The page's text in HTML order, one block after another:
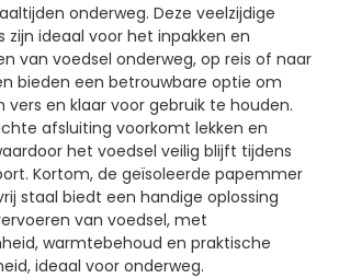
onderweg. Deze veelzijdige
zijn ideaal voor het inpakken en
van voedsel onderweg, op reis of naar
bieden een betrouwbare optie om
vers en klaar voor gebruik te houden.
afsluiting voorkomt lekken en
het voedsel veilig blijft tijdens
Kortom, de geïsoleerde papemmer
staal biedt een handige oplossing
van voedsel, met
warmtebehoud en praktische
ideaal voor onderweg.